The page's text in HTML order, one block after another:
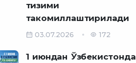
тизими
такомиллаштирилади
03.07.2026 172
1 июндан Ўзбекистонда